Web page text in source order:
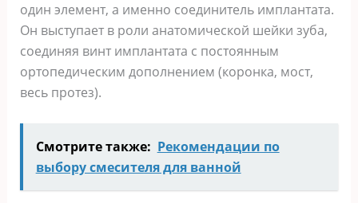
один элемент, а именно соединитель имплантата.
Он выступает в роли анатомической шейки зуба,
соединяя винт имплантата с постоянным
ортопедическим дополнением (коронка, мост,
весь протез).
Смотрите также: Рекомендации по
выбору смесителя для ванной